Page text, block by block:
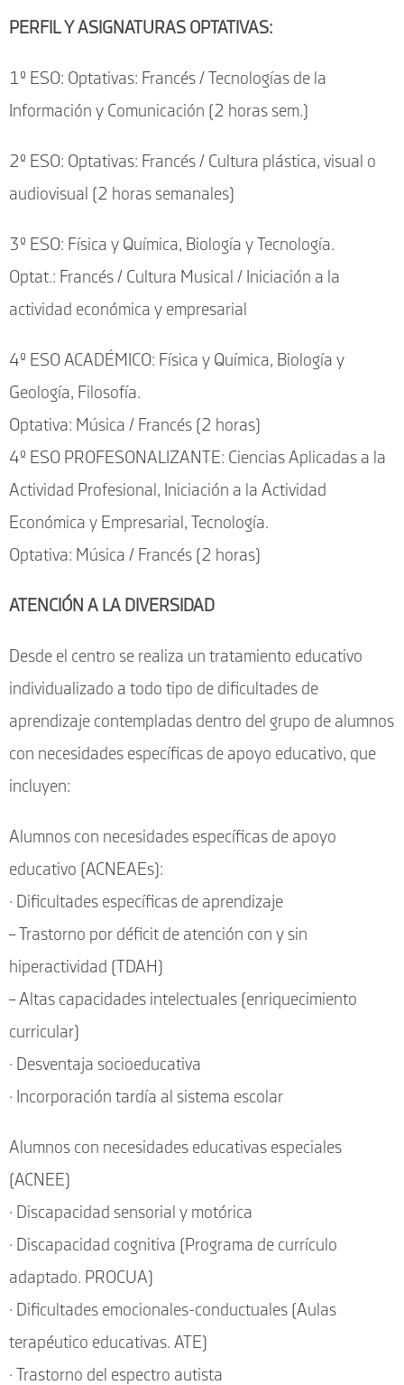
PERFIL Y ASIGNATURAS OPTATIVAS:
1º ESO: Optativas: Francés / Tecnologías de la
Información y Comunicación (2 horas sem.)
2º ESO: Optativas: Francés / Cultura plástica, visual o
audiovisual (2 horas semanales)
3º ESO: Física y Química, Biología y Tecnología.
Optat.: Francés / Cultura Musical / Iniciación a la
actividad económica y empresarial
4º ESO ACADÉMICO: Física y Química, Biología y
Geología, Filosofía.
Optativa: Música / Francés (2 horas)
4º ESO PROFESONALIZANTE: Ciencias Aplicadas a la
Actividad Profesional, Iniciación a la Actividad
Económica y Empresarial, Tecnología.
Optativa: Música / Francés (2 horas)
ATENCIÓN A LA DIVERSIDAD
Desde el centro se realiza un tratamiento educativo
individualizado a todo tipo de dificultades de
aprendizaje contempladas dentro del grupo de alumnos
con necesidades específicas de apoyo educativo, que
incluyen:
Alumnos con necesidades específicas de apoyo
educativo (ACNEAEs):
· Dificultades específicas de aprendizaje
– Trastorno por déficit de atención con y sin
hiperactividad (TDAH)
– Altas capacidades intelectuales (enriquecimiento
curricular)
· Desventaja socioeducativa
· Incorporación tardía al sistema escolar
Alumnos con necesidades educativas especiales
(ACNEE)
· Discapacidad sensorial y motórica
· Discapacidad cognitiva (Programa de currículo
adaptado. PROCUA)
· Dificultades emocionales-conductuales (Aulas
terapéutico educativas. ATE)
· Trastorno del espectro autista